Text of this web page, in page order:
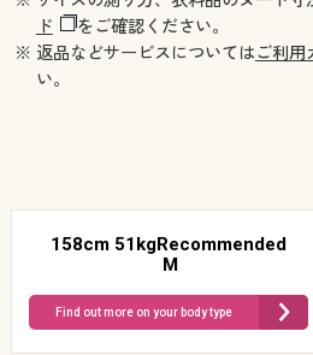
ド
をご確認ください。
※ 返品などサービスについてはご利用
い。
158cm 51kgRecommended
M
Find out more on your body type